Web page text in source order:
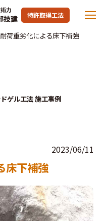
力
技建 特許取得工法
荷重劣化による床下補強
ゲル工法 施工事例
2023/06/11
床下補強